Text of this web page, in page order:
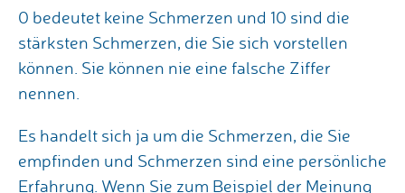
0 bedeutet keine Schmerzen und 10 sind die
stärksten Schmerzen, die Sie sich vorstellen
können. Sie können nie eine falsche Ziffer
nennen.
Es handelt sich ja um die Schmerzen, die Sie
empfinden und Schmerzen sind eine persönliche
Erfahrung. Wenn Sie zum Beispiel der Meinung